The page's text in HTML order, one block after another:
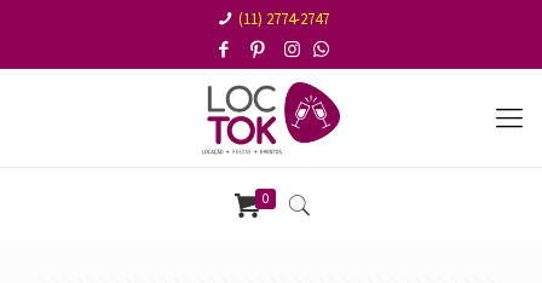
(11) 2774-2747
0